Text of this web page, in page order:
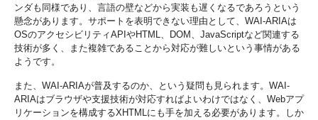
ンダも同様であり、言語の壁などから実装も遅くなるであろうという
懸念があります。サポートを表明できない理由として、WAI-ARIAは
OSのアクセシビリティAPIやHTML、DOM、JavaScriptなど関連する
技術が多く、また複雑であることから対応が難しいという事情がある
ようです。
また、WAI-ARIAが普及するのか、という疑問も見られます。WAI-
ARIAはブラウザや支援技術が対応すればよいわけではなく、Webアプ
リケーションを構成するXHTMLにも手を加える必要があります。しか